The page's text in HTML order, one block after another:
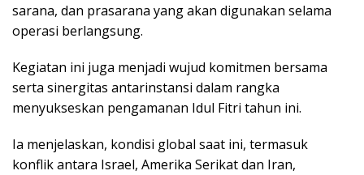
sarana, dan prasarana yang akan digunakan selama
operasi berlangsung.
Kegiatan ini juga menjadi wujud komitmen bersama
serta sinergitas antarinstansi dalam rangka
menyukseskan pengamanan Idul Fitri tahun ini.
Ia menjelaskan, kondisi global saat ini, termasuk
konflik antara Israel, Amerika Serikat dan Iran,